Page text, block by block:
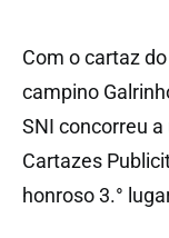
Com o cartaz
campino
SNI concorreu
Cartazes
honroso 3.°